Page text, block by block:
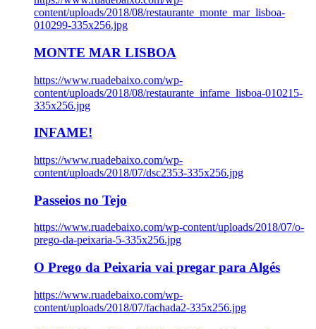
content/uploads/2018/08/restaurante_monte_mar_lisboa-
010299-335x256.jpg
MONTE MAR LISBOA
https://www.ruadebaixo.com/wp-
content/uploads/2018/08/restaurante_infame_lisboa-010215-
335x256.jpg
INFAME!
https://www.ruadebaixo.com/wp-
content/uploads/2018/07/dsc2353-335x256.jpg
Passeios no Tejo
https://www.ruadebaixo.com/wp-content/uploads/2018/07/o-
prego-da-peixaria-5-335x256.jpg
O Prego da Peixaria vai pregar para Algés
https://www.ruadebaixo.com/wp-
content/uploads/2018/07/fachada2-335x256.jpg